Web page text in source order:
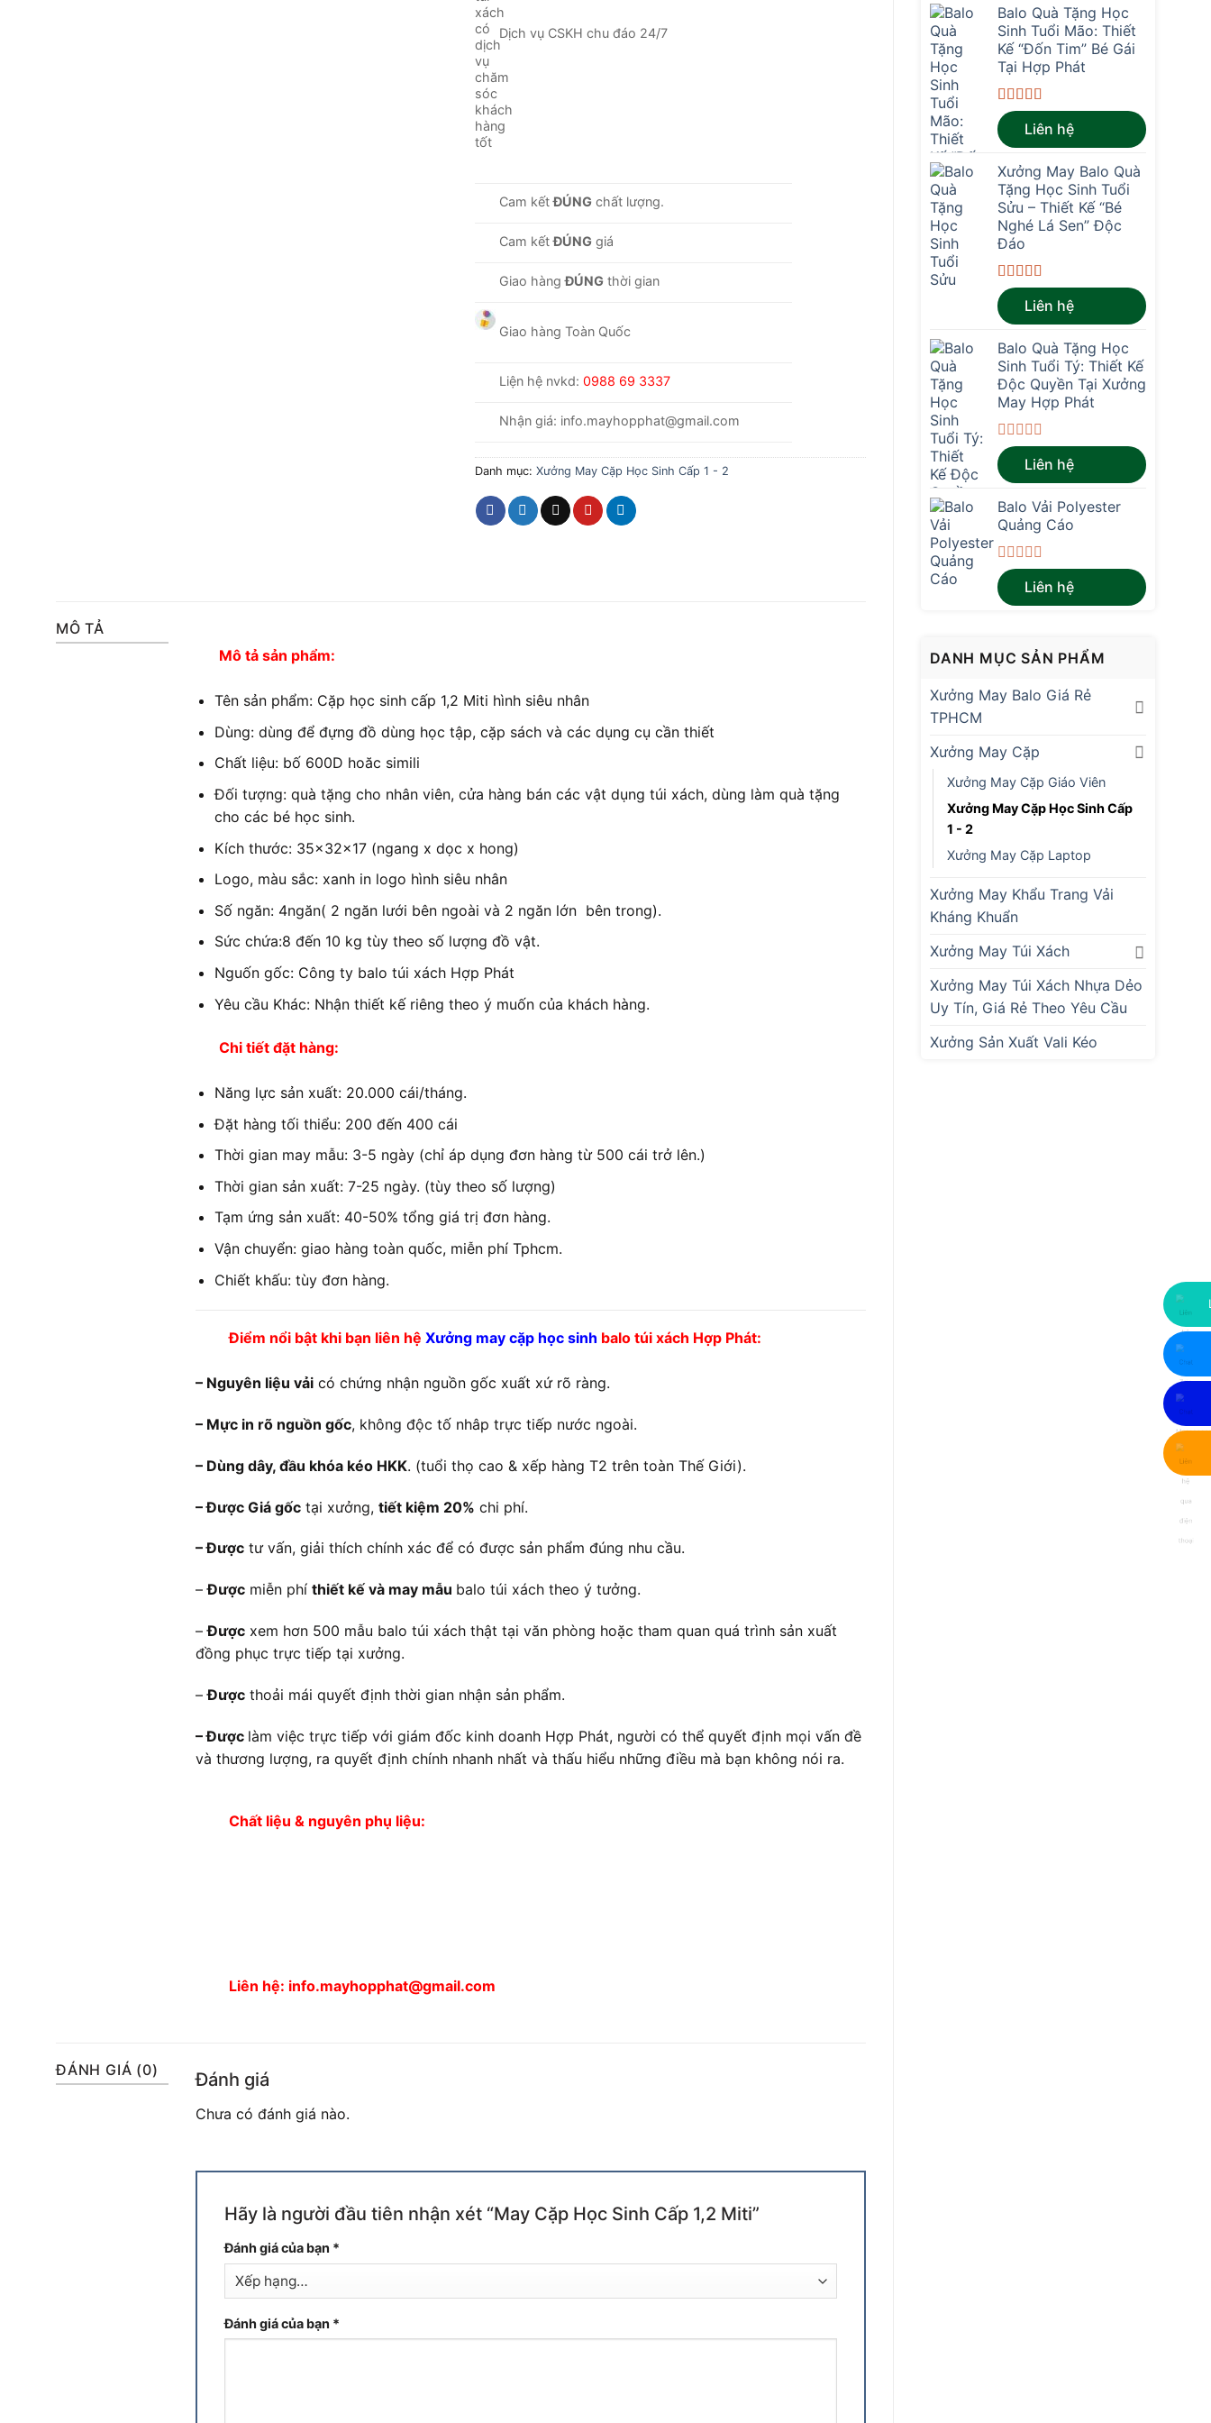
Balo Quà Tặng Học
Sinh Tuổi Mão: Thiết
Kế “Đốn Tim” Bé Gái
Tại Hợp Phát
Được xếp
hạng4.67 5
sao
Liên hệ
Xưởng May Balo Quà
Tặng Học Sinh Tuổi
Sửu – Thiết Kế “Bé
Nghé Lá Sen” Độc
Đáo
Được xếp
hạng4.67 5
sao
Liên hệ
Balo Quà Tặng Học
Sinh Tuổi Tý: Thiết Kế
Độc Quyền Tại Xưởng
May Hợp Phát
Được
xếp
hạng
5
sao
Liên hệ
Balo Vải Polyester
Quảng Cáo
Được
xếp
hạng
Liên hệ
DANH MỤC SẢN PHẨM
Xưởng May Balo Giá Rẻ
TPHCM
Xưởng May Cặp
Xưởng May Cặp Giáo Viên
Xưởng May Cặp Học Sinh Cấp
1 - 2
Xưởng May Cặp Laptop
Xưởng May Khẩu Trang Vải
Kháng Khuẩn
Xưởng May Túi Xách
Xưởng May Túi Xách Nhựa Dẻo
Uy Tín, Giá Rẻ Theo Yêu Cầu
Xưởng Sản Xuất Vali Kéo
Dịch vụ CSKH chu đáo 24/7
Cam kếtĐÚNGchất lượng.
Cam kếtĐÚNGgiá
Giao hàngĐÚNGthời gian
Giao hàng Toàn Quốc
Liện hệ nvkd: 0988 69 3337
Nhận giá: info.mayhopphat@gmail.com
Danh mục: Xưởng May Cặp Học Sinh Cấp 1 - 2
MÔ TẢ
Mô tả sản phẩm:
Tên sản phẩm: Cặp học sinh cấp 1,2 Miti hình siêu nhân
Dùng: dùng để đựng đồ dùng học tập, cặp sách và các dụng cụ cần thiết
Chất liệu: bố 600D hoăc simili
Đối tượng: quà tặng cho nhân viên, cửa hàng bán các vật dụng túi xách, dùng làm quà tặng
cho các bé học sinh.
Kích thước: 35x32x17 (ngang x dọc x hong)
Logo, màu sắc: xanh in logo hình siêu nhân
Số ngăn: 4ngăn( 2 ngăn lưới bên ngoài và 2 ngăn lớn bên trong).
Sức chứa:8 đến 10 kg tùy theo số lượng đồ vật.
Nguốn gốc: Công ty balo túi xách Hợp Phát
Yêu cầu Khác: Nhận thiết kế riêng theo ý muốn của khách hàng.
Chi tiết đặt hàng:
Năng lực sản xuất: 20.000 cái/tháng.
Đặt hàng tối thiểu: 200 đến 400 cái
Thời gian may mẫu: 3-5 ngày (chỉ áp dụng đơn hàng từ 500 cái trở lên.)
Thời gian sản xuất: 7-25 ngày. (tùy theo số lượng)
Tạm ứng sản xuất: 40-50% tổng giá trị đơn hàng.
Vận chuyển: giao hàng toàn quốc, miễn phí Tphcm.
Chiết khấu: tùy đơn hàng.
Điểm nổi bật khi bạn liên hệ Xưởng may cặp học sinh balo túi xách Hợp Phát:
– Nguyên liệu vảicó chứng nhận nguồn gốc xuất xứ rõ ràng.
– Mực in rõ nguồn gốc, không độc tố nhâp trực tiếp nước ngoài.
– Dùng dây, đầu khóa kéo HKK. (tuổi thọ cao & xếp hàng T2 trên toàn Thế Giới).
– Được Giá gốctại xưởng, tiết kiệm 20% chi phí.
– Đượctư vấn, giải thích chính xác để có được sản phẩm đúng nhu cầu.
–Đượcmiễn phí thiết kế và may mẫu balo túi xách theo ý tưởng.
–Đượcxem hơn 500 mẫu balo túi xách thật tại văn phòng hoặc tham quan quá trình sản xuất
đồng phục trực tiếp tại xưởng.
–Đượcthoải mái quyết định thời gian nhận sản phẩm.
– Được làm việc trực tiếp với giám đốc kinh doanh Hợp Phát, người có thể quyết định mọi vấn đề
và thương lượng, ra quyết định chính nhanh nhất và thấu hiểu những điều mà bạn không nói ra.
Chất liệu & nguyên phụ liệu:
Liên hệ: info.mayhopphat@gmail.com
ĐÁNH GIÁ (0) Đánh giá
Chưa có đánh giá nào.
Hãy là người đầu tiên nhận xét “May Cặp Học Sinh Cấp 1,2 Miti”
Đánh giá của bạn *
Đánh giá của bạn *